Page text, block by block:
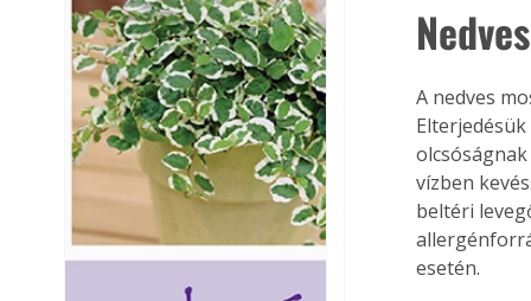
A nedves
vízben
beltéri
esetén.